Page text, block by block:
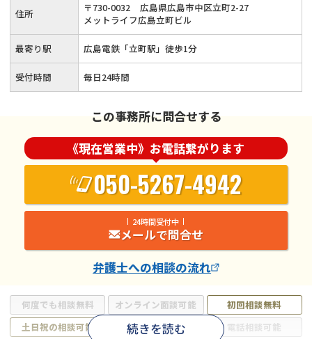
何度でも相談無料 オンライン面談可能
初回相談無料
土日祝の相談可能
19時以降電話可能
電話相談可能
続きを読む
住所 〒730-0032
広島県広島市中区立町2-27
メットライフ広島立町ビル
最寄り駅 広島電鉄「立町駅」徒歩1分
受付時間 毎日24時間
この事務所に問合せする
《現在営業中》お電話繋がります
050-5267-4942
24時間受付中
メールで問合せ
弁護士への相談の流れ